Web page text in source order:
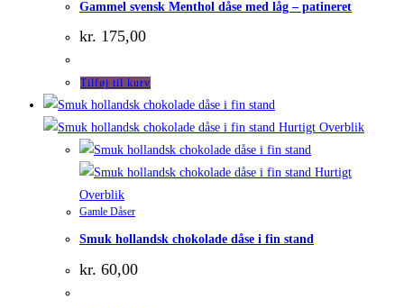
Gammel svensk Menthol dåse med låg – patineret
kr. 175,00
Tilføj til kurv
Hurtigt Overblik
Hurtigt
Overblik
Gamle Dåser
Smuk hollandsk chokolade dåse i fin stand
kr. 60,00